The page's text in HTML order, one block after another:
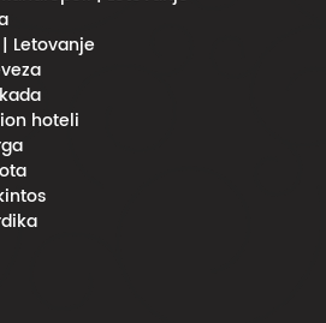
Letovanje
hoteli